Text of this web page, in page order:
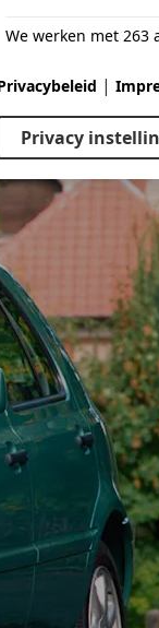
We werken met 263
|
Privacy